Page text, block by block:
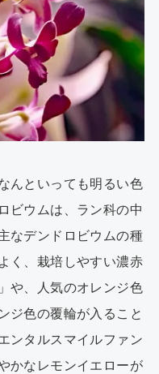
んといっても明るい色
ビウムは、ラン科の中
なデンドロビウムの種
く、栽培しやすい濃赤
や、人気のオレンジ色
ジ色の覆輪が入ること
ンタルスマイルファン
かなレモンイエローが